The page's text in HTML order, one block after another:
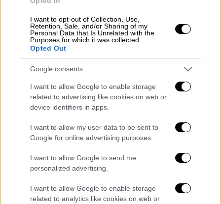
I want to opt-out of Collection, Use,
Retention, Sale, and/or Sharing of my
Personal Data that Is Unrelated with the
Purposes for which it was collected.
Opted Out
Google consents
I want to allow Google to enable storage
related to advertising like cookies on web or
device identifiers in apps.
I want to allow my user data to be sent to
Google for online advertising purposes.
I want to allow Google to send me
personalized advertising.
I want to allow Google to enable storage
related to analytics like cookies on web or
απλό και στοιχειώδες: Δεν θέλουμε να
είμαστε ούτε πάνω από τους άντρες, ούτε
πίσω τους. Θέλουμε να ζούμε δίπλα τους, με
τα ίδια δικαιώματα και τις ίδιες
υποχρεώσεις. Γιατί άραγε είναι τόσο
δύσκολο να το καταλάβουν όλοι αυτό;
ΔΙΑΒΑΣΤΕ ΕΠΙΣΗΣ
Βιβλίο|02.05.2022 07:44
έφυγε, αφήνοντας τον κόσμο
καλύτερο απ' ότι τον βρήκε. Δεν πήγε
χαμένη»